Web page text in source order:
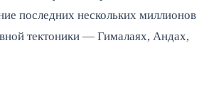
последних нескольких миллионов
тектоники — Гималаях, Андах,